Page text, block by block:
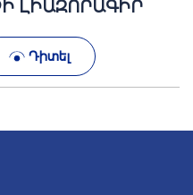
ԼԻԱԶՈՐԱԳԻՐ
Դիտել